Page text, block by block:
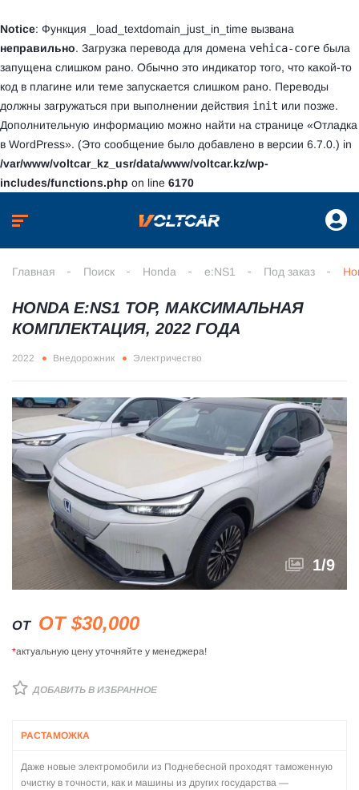
Notice: Функция _load_textdomain_just_in_time вызвана
неправильно. Загрузка перевода для домена vehica-core была
запущена слишком рано. Обычно это индикатор того, что какой-то
код в плагине или теме запускается слишком рано. Переводы
должны загружаться при выполнении действия init или позже.
Дополнительную информацию можно найти на странице «Отладка
в WordPress». (Это сообщение было добавлено в версии 6.7.0.) in
/var/www/voltcar_kz_usr/data/www/voltcar.kz/wp-
includes/functions.php on line 6170
Главная Поиск Honda e:NS1 Под заказ
HONDA E:NS1 TOP, МАКСИМАЛЬНАЯ
КОМПЛЕКТАЦИЯ, 2022 ГОДА
2022 Внедорожник Электричество
1/9
ОТ ОТ $30,000
*актуальную цену уточняйте у менеджера!
ДОБАВИТЬ В ИЗБРАННОЕ
РАСТАМОЖКА
Даже новые электромобили из Поднебесной проходят таможенную
очистку в точности, как и машины из других государства —